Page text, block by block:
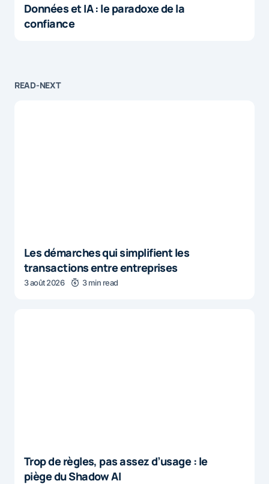
Données et IA : le paradoxe de la
confiance
READ-NEXT
Les démarches qui simplifient les
transactions entre entreprises
3 août 2026 3 min read
Trop de règles, pas assez d’usage : le
piège du Shadow AI